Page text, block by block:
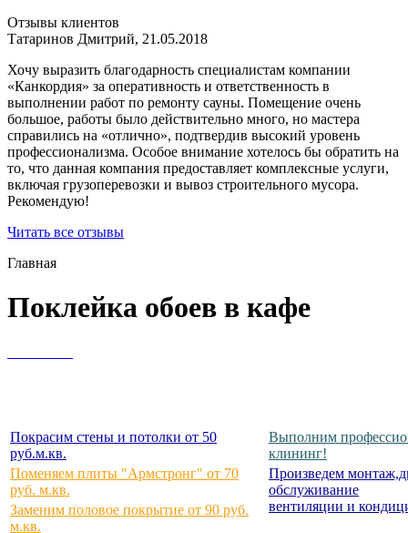
Отзывы клиентов
Татаринов Дмитрий, 21.05.2018
Хочу выразить благодарность специалистам компании
«Канкордия» за оперативность и ответственность в
выполнении работ по ремонту сауны. Помещение очень
большое, работы было действительно много, но мастера
справились на «отлично», подтвердив высокий уровень
профессионализма. Особое внимание хотелось бы обратить на
то, что данная компания предоставляет комплексные услуги,
включая грузоперевозки и вывоз строительного мусора.
Рекомендую!
Читать все отзывы
Главная
Поклейка обоев в кафе
Покрасим стены и потолки от 50
руб.м.кв.
Выполним
клининг!
Поменяем плиты "Армстронг" от 70
руб. м.кв.
Произведем
обслуживание
вентиляции и
Заменим половое покрытие от 90 руб.
м.кв.